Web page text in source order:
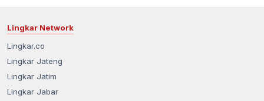
Lingkar Network
Lingkar.co
Lingkar Jateng
Lingkar Jatim
Lingkar Jabar